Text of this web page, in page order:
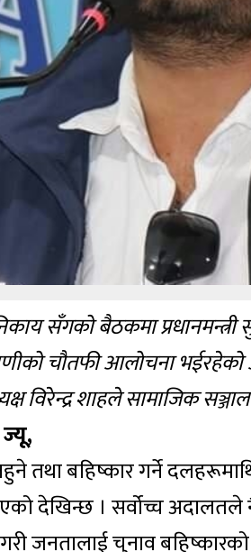
सँगको बैठकमा प्रधानमन्त्री
चौतफी आलोचना
विरेन्द्र शाहले सामाजिक
ज्यू,
तथा बहिष्कार गर्ने
देखिन्छ । सर्वोच्च अदालतले
जनतालाई चुनाव